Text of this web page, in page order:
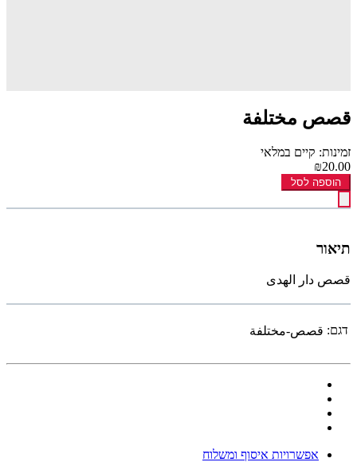
قصص مختلفة
זמינות: קיים במלאי
₪20.00
הוספה לסל
תיאור
قصص دار الهدى
דגם: قصص-مختلفة
אפשרויות איסוף ומשלוח